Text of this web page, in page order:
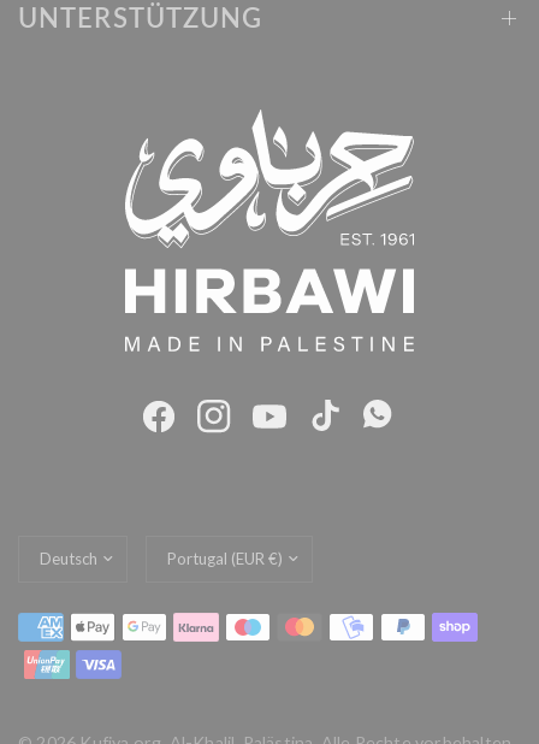
UNTERSTÜTZUNG
Land/Region
Land/Region
aktualisieren